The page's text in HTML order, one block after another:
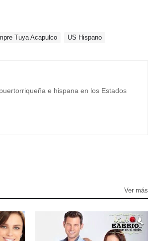
Tuya Acapulco US Hispano
e hispana en los Estados
Ver más